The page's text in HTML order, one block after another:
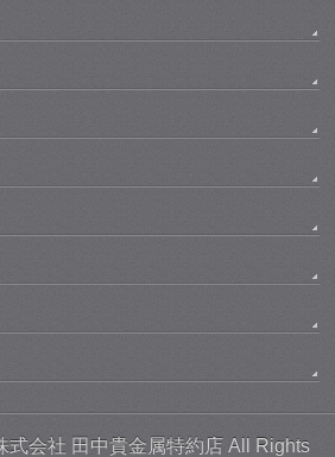
式会社 田中貴金属特約店All Rights